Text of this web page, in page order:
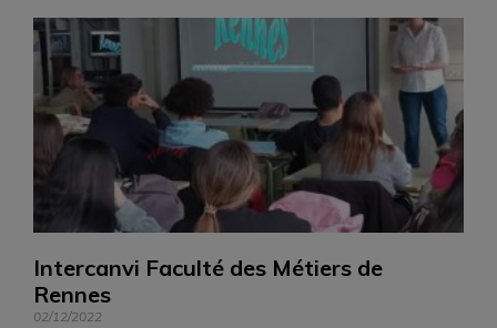
Intercanvi Faculté des Métiers de
Rennes
02/12/2022